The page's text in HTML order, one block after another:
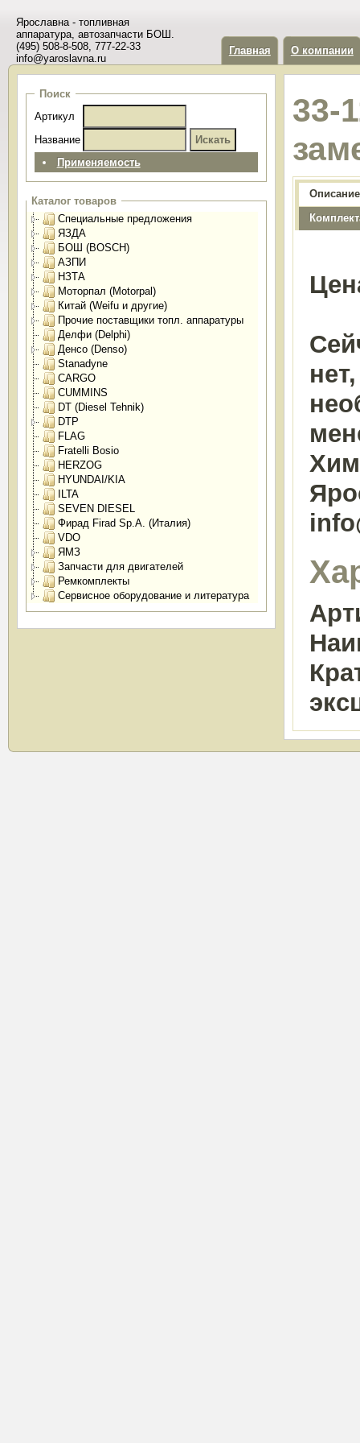
Ярославна - топливная
аппаратура, автозапчасти БОШ.
(495) 508-8-508, 777-22-33
info@yaroslavna.ru
Главная О компании
Поиск
Артикул
Название
Применяемость
Каталог товаров
Специальные предложения
ЯЗДА
БОШ (BOSCH)
АЗПИ
НЗТА
Моторпал (Motorpal)
Китай (Weifu и другие)
Прочие поставщики топл. аппаратуры
Делфи (Delphi)
Денсо (Denso)
Stanadyne
CARGO
CUMMINS
DT (Diesel Tehnik)
DTP
FLAG
Fratelli Bosio
HERZOG
HYUNDAI/KIA
ILTA
SEVEN DIESEL
Фирад Firad Sp.A. (Италия)
VDO
ЯМЗ
Запчасти для двигателей
Ремкомплекты
Сервисное оборудование и литература
33-
Описание